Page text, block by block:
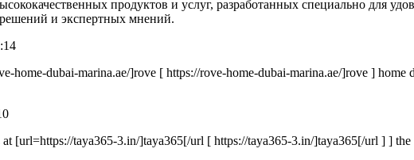
продуктов и услуг, разработанных специально для
и экспертных мнений.
home-dubai-marina.ae/]rove [ https://rove-home-dubai-marina.ae/]rove ]
[url=https://taya365-3.in/]taya365[/url [ https://taya365-3.in/]taya365[/url ] ]